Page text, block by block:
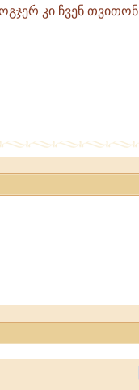
კი ჩვენ თვითონ